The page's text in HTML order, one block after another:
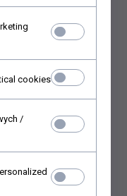
dekoracyjne a całość
niego "wydarte" łatwo
Praca z tym
z serwetkami czy
do użycia na
mdf, styropian czy
i nie ma tu jakichś
że barwy na
i nie bledną
które
cookies
/